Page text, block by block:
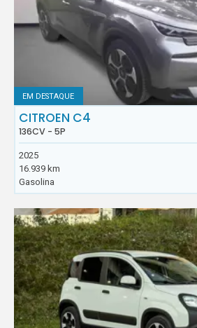
EM DESTAQUE
CITROEN C4
136CV - 5P
2025
16.939 km
Gasolina